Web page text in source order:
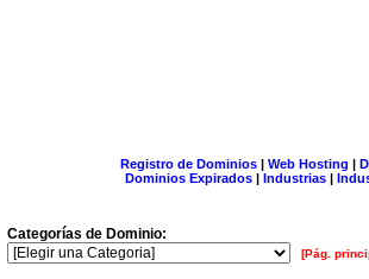
Registro de Dominios| Web Hosting |
Dominios Expirados | Industrias |
Categorías de Dominio:
[Pág.